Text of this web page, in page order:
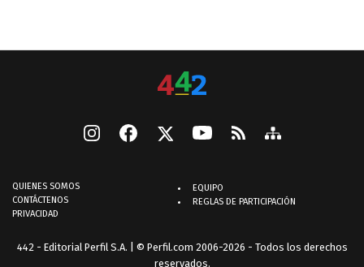
QUIENES SOMOS
CONTÁCTENOS
PRIVACIDAD
EQUIPO
REGLAS DE PARTICIPACIÓN
442 - Editorial Perfil S.A. | © Perfil.com 2006-2026 - Todos los derechos
reservados.